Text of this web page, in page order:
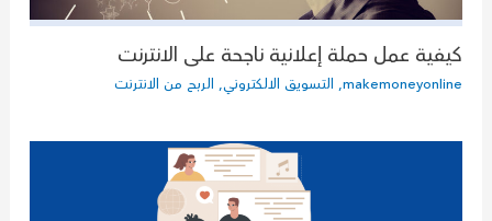
كيفية عمل حملة إعلانية ناجحة على الانترنت
makemoneyonline
, التسويق الالكتروني, الربح من الانترنت